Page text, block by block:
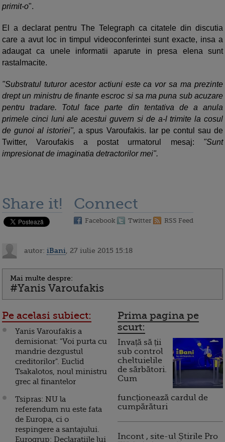
primit-o".
El a declarat pentru The Telegraph ca citatele din discutia
care a avut loc in timpul videoconferintei sunt exacte, insa a
adaugat ca unele informatii aparute in presa elena sunt
rastalmacite.
"Substratul tuturor acestor actiuni este ca vor sa ma prezinte
drept un ministru de finante escroc si sa ma puna sub acuzare
pentru tradare. Totul face parte din tentativa de a anula
primele cinci luni ale acestui guvern si de a-l trimite la cosul
de gunoi al istoriei",a spus Varoufakis. Iar pe contul sau de
Twitter, Varoufakis a postat urmatorul mesaj: "Sunt
impresionat de imaginatia detractorilor mei".
Share it! Connect
Facebook Twitter RSS Feed
autor: iBani , 27 iulie 2015 15:18
Mai multe despre:
#Yanis Varoufakis
Pe acelasi subiect:
Yanis Varoufakis a
demisionat: "Voi purta cu
mandrie dezgustul
creditorilor". Euclid
Tsakalotos, noul ministru
grec al finantelor
Tsipras: NU la
referendum nu este fata
de Europa, ci o
respingere a santajului.
Eurogrup: Declaratiile lui
Prima pagina pe
scurt:
Invață să ții
sub control
cheltuielile
de sărbători.
Cum
funcționează cardul de
cumpărături
Incont , site-ul Știrile Pro